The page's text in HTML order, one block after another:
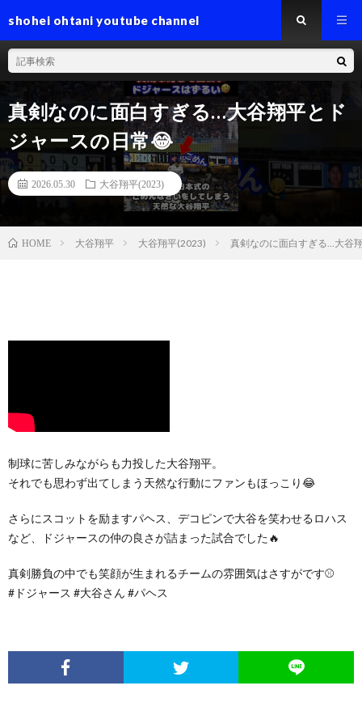
shohei ohtani youtube channel
真剣なのに面白すぎる…大谷翔平とド
ジャースの日常😂
2026.05.30 大谷翔平(2023)
HOME 大谷翔平 大谷翔平(2023) 真剣なのに面白すぎる…大谷
制球に苦しみながらも力投した大谷翔平。
それでも思わず出てしまう天然な行動にファンもほっこり😂
さらにスコットを励ますパヘス、デコピンで大谷を笑わせるロハス
など、ドジャースの仲の良さが詰まった試合でした🔥
真剣勝負の中でも笑顔が生まれるチームの雰囲気はさすがです⚾️
#ドジャース #大谷さん #パヘス